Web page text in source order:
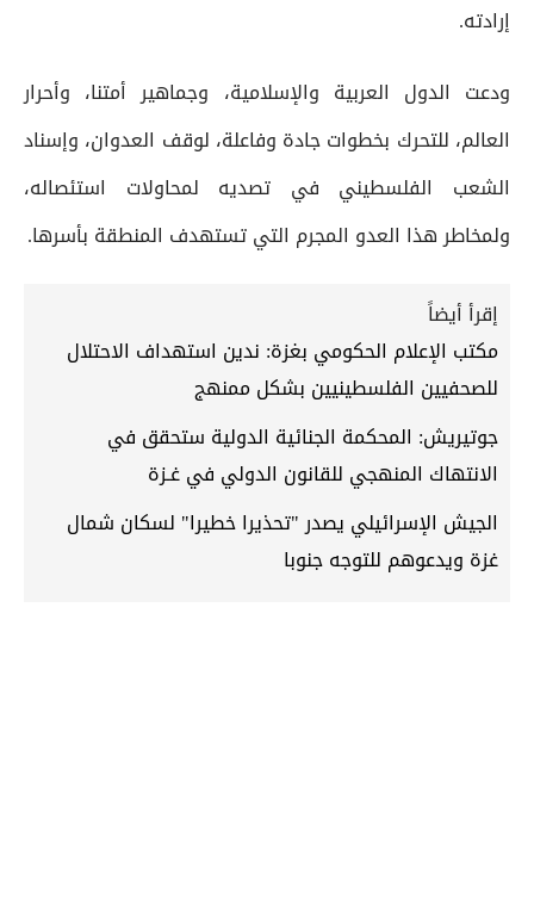
إرادته.
ودعت الدول العربية والإسلامية، وجماهير أمتنا، وأحرار
العالم، للتحرك بخطوات جادة وفاعلة، لوقف العدوان، وإسناد
الشعب الفلسطيني في تصديه لمحاولات استئصاله،
ولمخاطر هذا العدو المجرم التي تستهدف المنطقة بأسرها.
إقرأ أيضاً
مكتب الإعلام الحكومي بغزة: ندين استهداف الاحتلال
للصحفيين الفلسطينيين بشكل ممنهج
جوتيريش: المحكمة الجنائية الدولية ستحقق في
الانتهاك المنهجي للقانون الدولي في غـزة
الجيش الإسرائيلي يصدر "تحذيرا خطيرا" لسكان شمال
غزة ويدعوهم للتوجه جنوبا